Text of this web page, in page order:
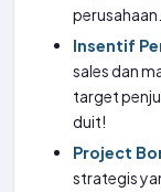
Insentif
sales dan
target
duit!
Project
strategis